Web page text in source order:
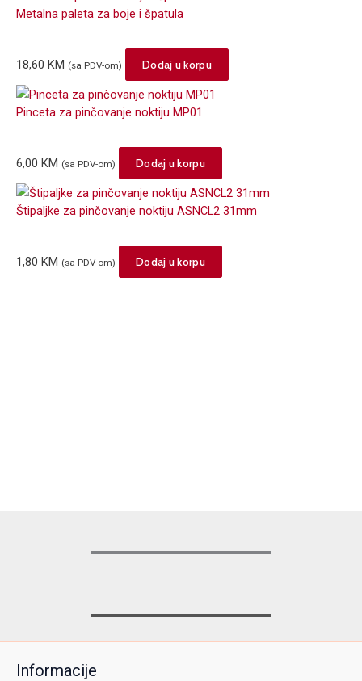
Metalna paleta za boje i špatula
18,60 KM (sa PDV-om) Dodaj u korpu
Pinceta za pinčovanje noktiju MP01
6,00 KM (sa PDV-om) Dodaj u korpu
Štipaljke za pinčovanje noktiju ASNCL2 31mm
1,80 KM (sa PDV-om) Dodaj u korpu
Informacije